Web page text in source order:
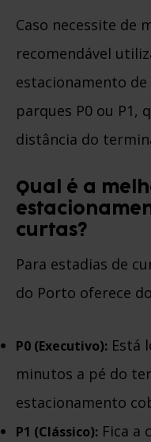
Caso necessite de
recomendável
estacionamento
parques P0 ou P1,
distância do
Qual é a
curtas?
Para estadias de
do Porto oferece
P0 (Executivo): Está
minutos a pé do
estacionamento
P1 (Clássico): Fica a